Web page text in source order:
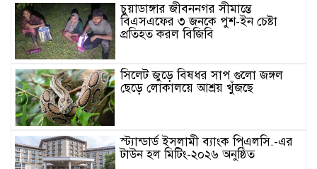
চুয়াডাঙ্গার জীবননগর সীমান্তে
বিএসএফের ৩ জনকে পুশ-ইন চেষ্টা
প্রতিহত করল বিজিবি
সিলেট জুড়ে বিষধর সাপ গুলো জঙ্গল
ছেড়ে লোকালয়ে আশ্রয় খুঁজছে
স্ট্যান্ডার্ড ইসলামী ব্যাংক পিএলসি.-এর
টাউন হল মিটিং-২০২৬ অনুষ্ঠিত